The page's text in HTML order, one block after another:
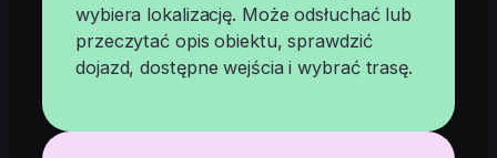
wybiera lokalizację. Może odsłuchać lub
przeczytać opis obiektu, sprawdzić
dojazd, dostępne wejścia i wybrać trasę.